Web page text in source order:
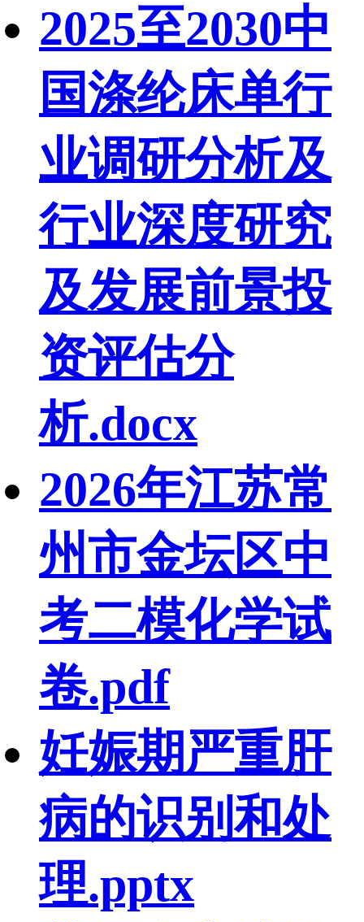
2025至2030中
国涤纶床单行
业调研分析及
行业深度研究
及发展前景投
资评估分
析.docx
2026年江苏常
州市金坛区中
考二模化学试
卷.pdf
妊娠期严重肝
病的识别和处
理.pptx